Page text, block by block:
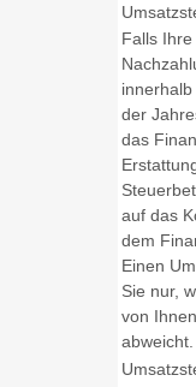
Falls
der
das
auf das
dem
Einen
Sie nur,
von
abweicht.